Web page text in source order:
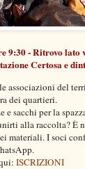
9:30 - Ritrovo lato
Certosa e
associazioni del
dei quartieri.
sacchi per la
alla raccolta? È
materiali. I soci
ISCRIZIONI